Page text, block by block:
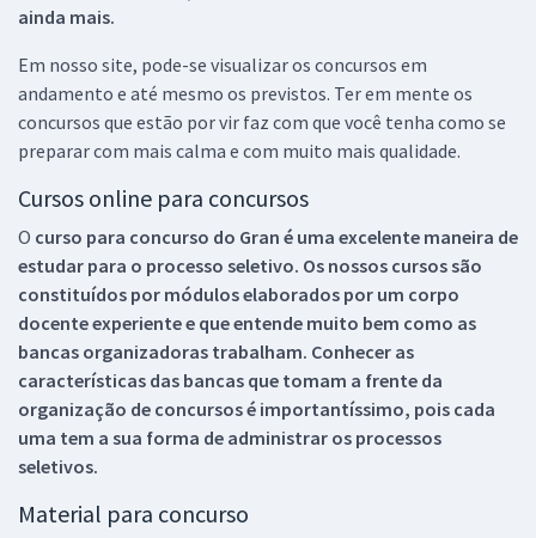
ainda mais.
Em nosso site, pode-se visualizar os concursos em
andamento e até mesmo os previstos. Ter em mente os
concursos que estão por vir faz com que você tenha como se
preparar com mais calma e com muito mais qualidade.
Cursos online para concursos
O curso para concurso do Gran é uma excelente maneira de
estudar para o processo seletivo. Os nossos cursos são
constituídos por módulos elaborados por um corpo
docente experiente e que entende muito bem como as
bancas organizadoras trabalham. Conhecer as
características das bancas que tomam a frente da
organização de concursos é importantíssimo, pois cada
uma tem a sua forma de administrar os processos
seletivos.
Material para concurso